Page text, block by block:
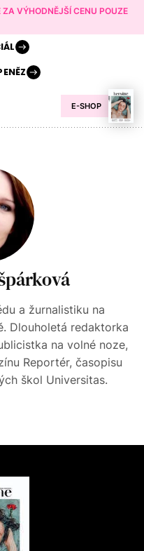
VÝHODNĚJŠÍ CENU POUZE
E-SHOP
a žurnalistiku na
Dlouholetá redaktorka
na volné noze,
Reportér, časopisu
škol Universitas.